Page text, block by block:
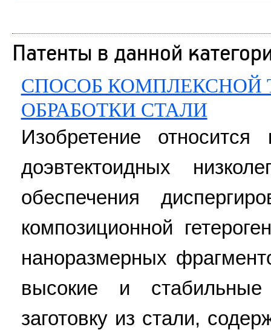
Патенты в данной
СПОСОБ КОМПЛЕКСНОЙ
ОБРАБОТКИ СТАЛИ
Изобретение относится
доэвтектоидных
обеспечения
композиционной
наноразмерных
высокие и стабильные
заготовку из стали,